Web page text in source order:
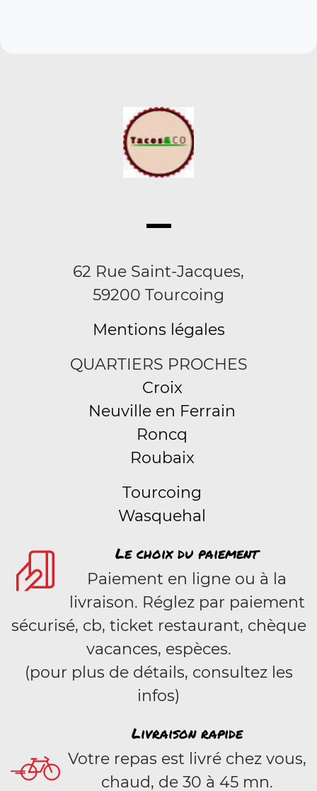
62 Rue Saint-Jacques,
59200 Tourcoing
Mentions légales
QUARTIERS PROCHES
Croix
Neuville en Ferrain
Roncq
Roubaix
Tourcoing
Wasquehal
Le choix du paiement
Paiement en ligne ou à la
livraison. Réglez par paiement
sécurisé, cb, ticket restaurant, chèque
vacances, espèces.
(pour plus de détails, consultez les
infos)
Livraison rapide
Votre repas est livré chez vous,
chaud, de 30 à 45 mn.